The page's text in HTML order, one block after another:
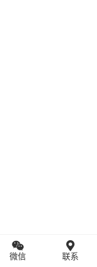
微信 联系